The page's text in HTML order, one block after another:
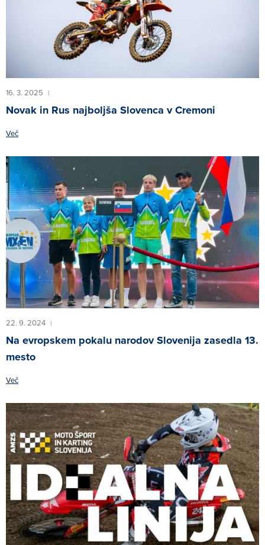
16. 3. 2025 |
Novak in Rus najboljša Slovenca v Cremoni
Več
22. 9. 2024 |
Na evropskem pokalu narodov Slovenija zasedla 13.
mesto
Več